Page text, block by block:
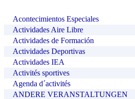
Acontecimientos Especiales
Actividades Aire Libre
Actividades de Formación
Actividades Deportivas
Actividades IEA
Activités sportives
Agenda d´activités
ANDERE VERANSTALTUNGEN